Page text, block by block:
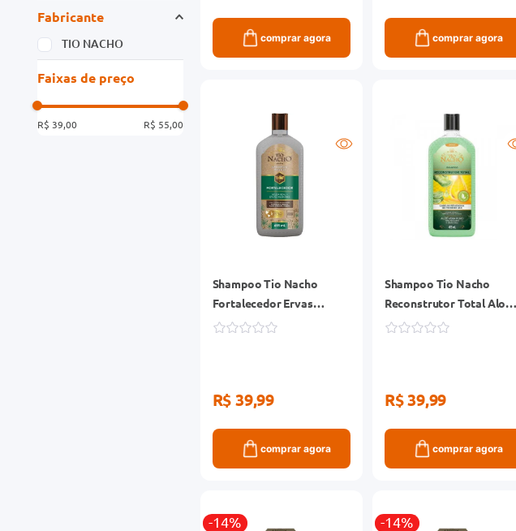
Fabricante
TIO NACHO
Faixas de preço
R$ 39,00 R$ 55,00
comprar agora comprar agora
Shampoo Tio Nacho
Fortalecedor Ervas
Milenares Frasco 415ml
R$ 39,99
comprar agora
Shampoo Tio Nacho
Reconstrutor Total Aloe
Vera Frasco 415ml
R$ 39,99
comprar agora
-14% -14%